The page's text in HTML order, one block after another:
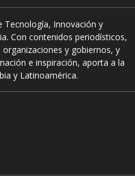
Tecnología, Innovación y
Con contenidos periodísticos,
y gobiernos, y
e inspiración, aporta a la
y Latinoamérica.